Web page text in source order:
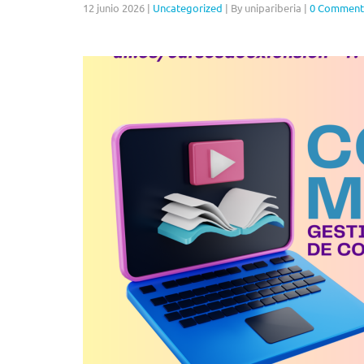
12 junio 2026 | Uncategorized | By unipariberia | 0